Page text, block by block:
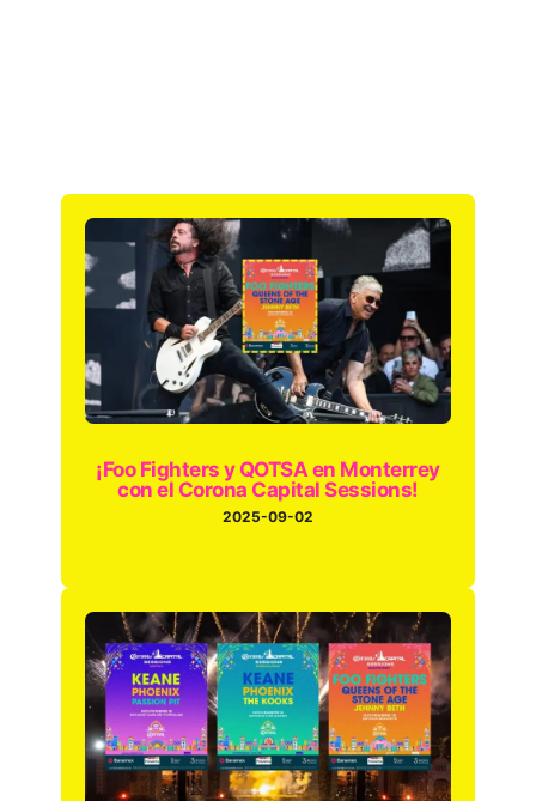
¡Foo Fighters y QOTSA en Monterrey
con el Corona Capital Sessions!
2025-09-02